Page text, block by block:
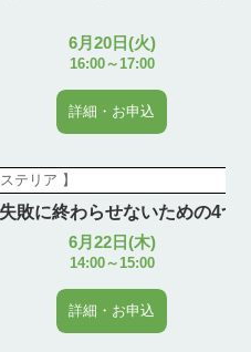
6月20日(火)
16:00～17:00
詳細・お申込
テリア 】
敗に終わらせないための4つ
6月22日(木)
14:00～15:00
詳細・お申込